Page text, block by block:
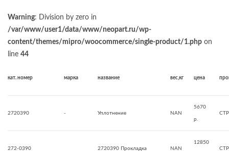
Warning: Division by zero in
/var/www/user1/data/www/neopart.ru/wp-
content/themes/mipro/woocommerce/single-product/1.php on
line 44
кат. номер марка название вес,кг цена
2720390 - Уплотнение NAN
5670
р.
CTP
272-0390 2720390 Прокладка NAN
12850
CTP